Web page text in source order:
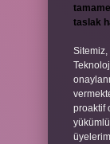
taslak
Sitemiz,
proaktif